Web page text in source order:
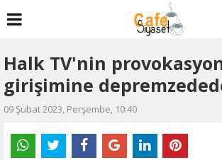
Halk TV'nin
girişimine
09 Şubat 2023, Perşembe, 10:40